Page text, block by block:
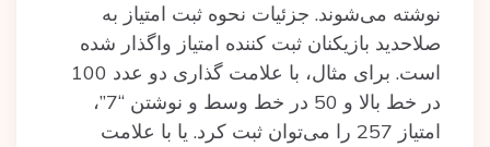
نوشته می‌شوند. جزئیات نحوه ثبت امتیاز به
صلاحدید بازیکنان ثبت کننده‌ امتیاز واگذار شده‌
است. برای مثال، با علامت گذاری دو عدد 100
در خط بالا و 50 در خط وسط و نوشتن “7”،
امتیاز 257 را می‌توان ثبت کرد. یا با علامت